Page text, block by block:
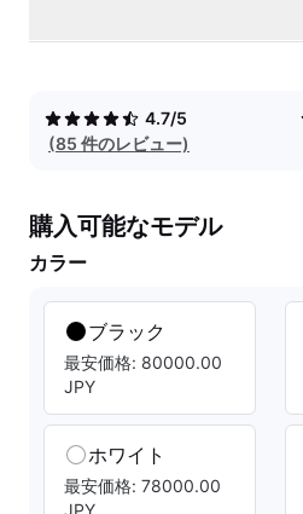
4.7/5
(85 件のレビュー)
購入可能なモデル
カラー
ブラック
最安価格: 80000.00
JPY
ホワイト
最安価格: 78000.00
JPY